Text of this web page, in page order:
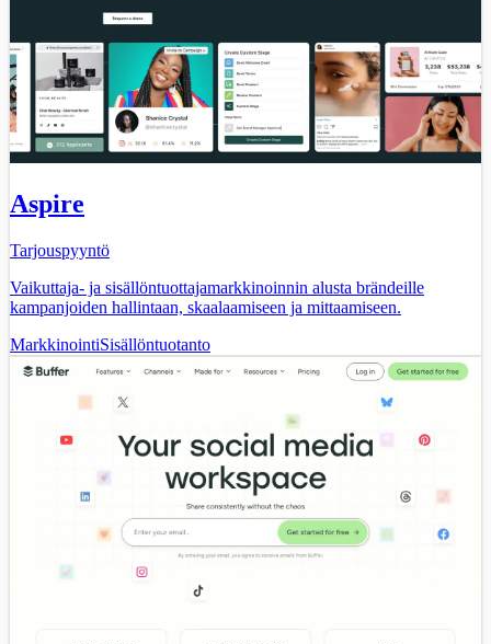
Aspire
Tarjouspyyntö
Vaikuttaja- ja sisällöntuottajamarkkinoinnin alusta brändeille
kampanjoiden hallintaan, skaalaamiseen ja mittaamiseen.
MarkkinointiSisällöntuotanto